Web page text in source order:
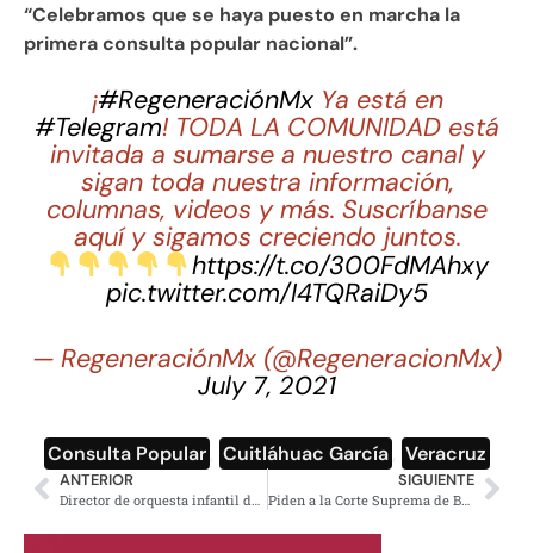
“Celebramos que se haya puesto en marcha la
primera consulta popular nacional”.
¡#RegeneraciónMxYa está en
#Telegram! TODA LA COMUNIDAD está
invitada a sumarse a nuestro canal y
sigan toda nuestra información,
columnas, videos y más. Suscríbanse
aquí y sigamos creciendo juntos.
https://t.co/300FdMAhxy
pic.twitter.com/I4TQRaiDy5
— RegeneraciónMx (@RegeneracionMx)
July 7, 2021
Consulta Popular Cuitláhuac García Veracruz
ANTERIOR SIGUIENTE
Piden a la Corte Suprema de Brasil investigar a Bolsonaro